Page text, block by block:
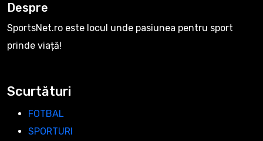
Despre
SportsNet.ro este locul unde pasiunea pentru sport
prinde viață!
Scurtături
FOTBAL
SPORTURI